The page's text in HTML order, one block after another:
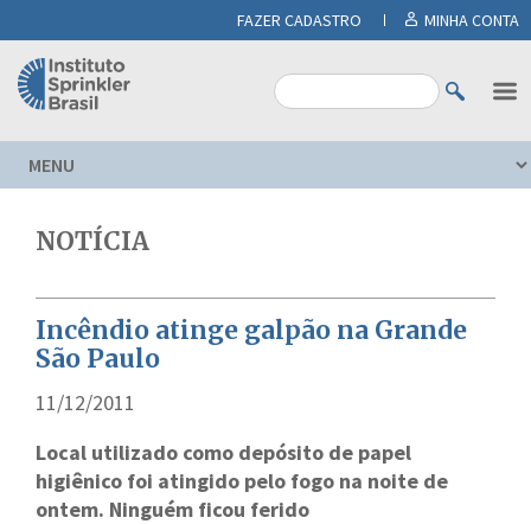
FAZER CADASTRO MINHA CONTA
NOTÍCIA
Incêndio atinge galpão na Grande
São Paulo
11/12/2011
Local utilizado como depósito de papel
higiênico foi atingido pelo fogo na noite de
ontem. Ninguém ficou ferido